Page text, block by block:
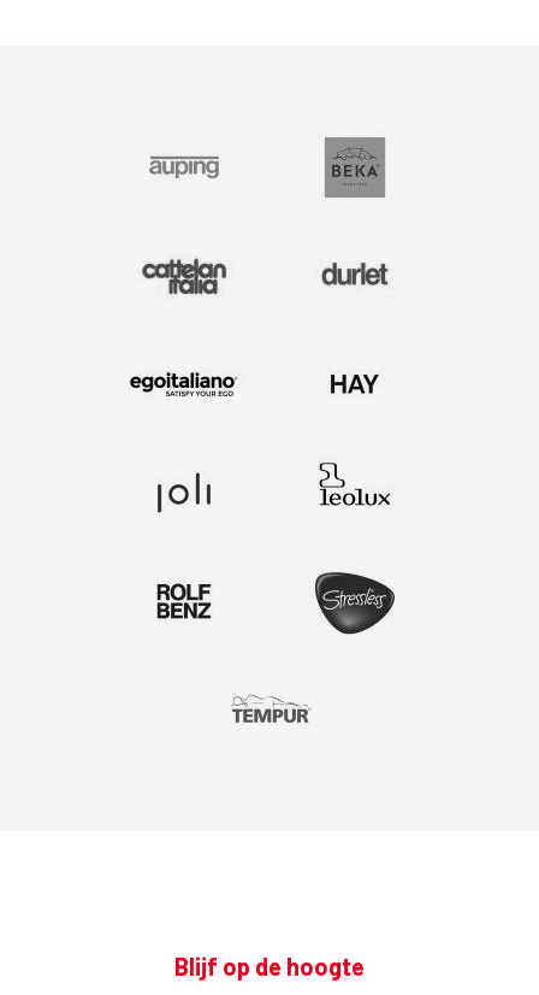
Blijf op de hoogte